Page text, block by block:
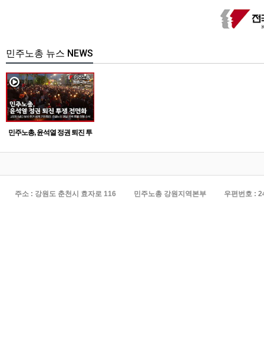
민주노총 뉴스 NEWS
민주노총, 윤석열 정권 퇴진 투
주소 : 강원도 춘천시 효자로 116 민주노총 강원지역본부 우편번호 :